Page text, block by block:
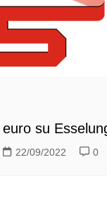
su
22/09/2022 0